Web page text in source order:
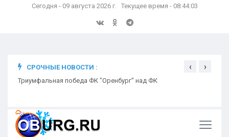
Сегодня - 09 августа 2026 г. Текущее время - 08:44:04
СРОЧНЫЕ НОВОСТИ :
Триумфальная победа ФК "Оренбург" над ФК
‹ ›